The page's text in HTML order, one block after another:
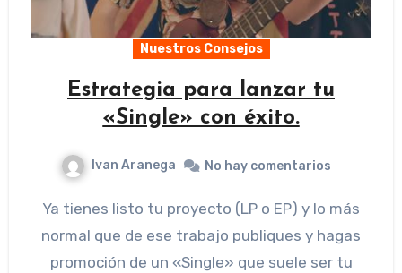
Nuestros Consejos
Estrategia para lanzar tu
«Single» con éxito.
Ivan Aranega No hay comentarios
Ya tienes listo tu proyecto (LP o EP) y lo más
normal que de ese trabajo publiques y hagas
promoción de un «Single» que suele ser tu